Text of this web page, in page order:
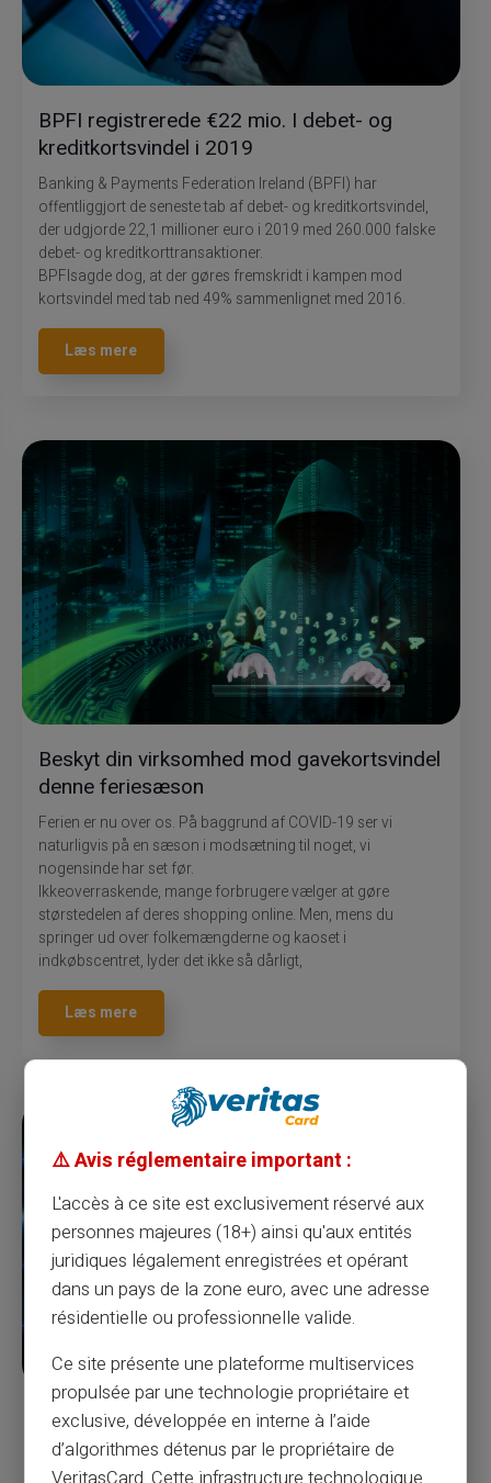
BPFI registrerede €22 mio. I debet- og
kreditkortsvindel i 2019
Banking & Payments Federation Ireland (BPFI) har
offentliggjort de seneste tab af debet- og kreditkortsvindel,
der udgjorde 22,1 millioner euro i 2019 med 260.000 falske
debet- og kreditkorttransaktioner.
BPFIsagde dog, at der gøres fremskridt i kampen mod
kortsvindel med tab ned 49% sammenlignet med 2016.
Læs mere
Beskyt din virksomhed mod gavekortsvindel
denne feriesæson
Ferien er nu over os. På baggrund af COVID-19 ser vi
naturligvis på en sæson i modsætning til noget, vi
nogensinde har set før.
Ikkeoverraskende, mange forbrugere vælger at gøre
størstedelen af deres shopping online. Men, mens du
springer ud over folkemængderne og kaoset i
indkøbscentret, lyder det ikke så dårligt,
Læs mere
Niagara-politiet advarer om
kreditkortsvindel fra COVID-æraen, der
skader kunder og virksomheder
⚠️ Avis réglementaire important :
L'accès à ce site est exclusivement réservé aux
personnes majeures (18+) ainsi qu'aux entités
juridiques légalement enregistrées et opérant
dans un pays de la zone euro, avec une adresse
résidentielle ou professionnelle valide.
Ce site présente une plateforme multiservices
propulsée par une technologie propriétaire et
exclusive, développée en interne à l’aide
d’algorithmes détenus par le propriétaire de